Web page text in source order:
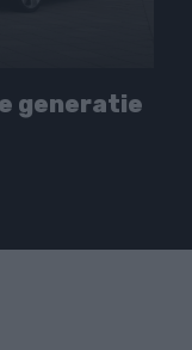
generatie